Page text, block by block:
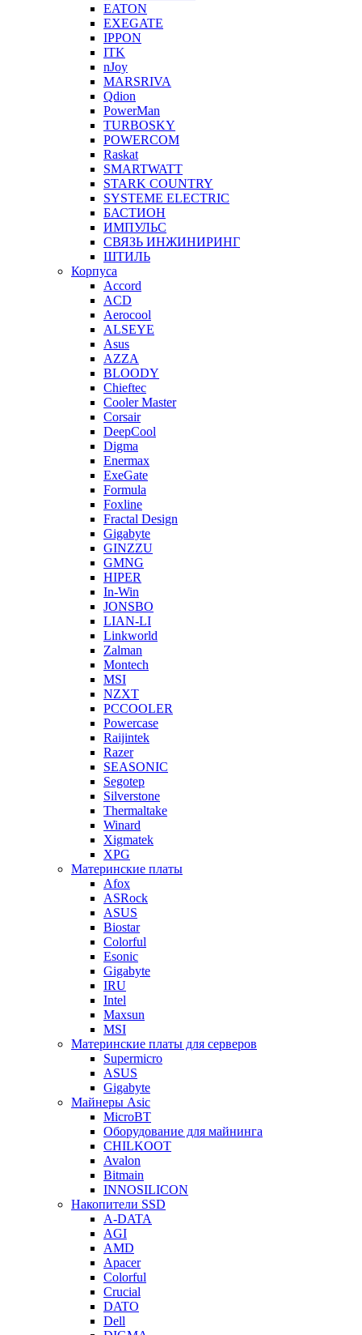
EATON
EXEGATE
IPPON
ITK
nJoy
MARSRIVA
Qdion
PowerMan
TURBOSKY
POWERCOM
Raskat
SMARTWATT
STARK COUNTRY
SYSTEME ELECTRIC
БАСТИОН
ИМПУЛЬС
СВЯЗЬ ИНЖИНИРИНГ
ШТИЛЬ
Корпуса
Accord
ACD
Aerocool
ALSEYE
Asus
AZZA
BLOODY
Chieftec
Cooler Master
Corsair
DeepCool
Digma
Enermax
ExeGate
Formula
Foxline
Fractal Design
Gigabyte
GINZZU
GMNG
HIPER
In-Win
JONSBO
LIAN-LI
Linkworld
Zalman
Montech
MSI
NZXT
PCCOOLER
Powercase
Raijintek
Razer
SEASONIC
Segotep
Silverstone
Thermaltake
Winard
Xigmatek
XPG
Материнские платы
Afox
ASRock
ASUS
Biostar
Colorful
Esonic
Gigabyte
IRU
Intel
Maxsun
MSI
Материнские платы для серверов
Supermicro
ASUS
Gigabyte
Майнеры Asic
MicroBT
Оборудование для майнинга
CHILKOOT
Avalon
Bitmain
INNOSILICON
Накопители SSD
A-DATA
AGI
AMD
Apacer
Colorful
Crucial
DATO
Dell